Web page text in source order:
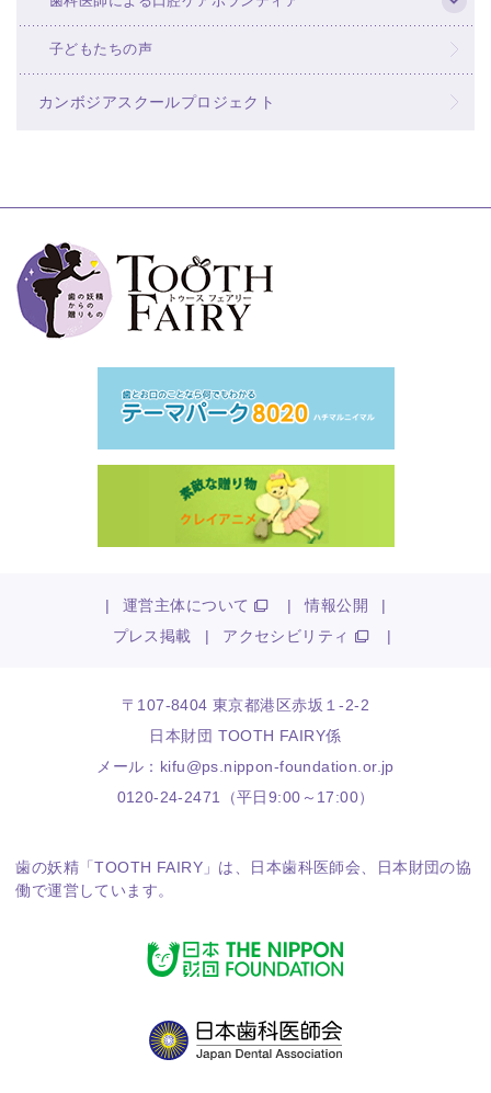
子どもたちの声
カンボジアスクールプロジェクト
| 運営主体について | 情報公開
|
プレス掲載
| アクセシビリティ |
〒107-8404 東京都港区赤坂１-2-2
日本財団 TOOTH FAIRY係
メール： kifu@ps.nippon-foundation.or.jp
0120-24-2471（平日9:00～17:00）
歯の妖精「TOOTH FAIRY」は、 日本歯科医師会 日本財団の協
働で運営しています。